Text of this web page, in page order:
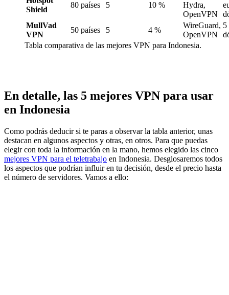
Shield
80 países 5 10 %
Hydra,
OpenVPN
MullVad
VPN
50 países 5 4 %
WireGuard,
OpenVPN
5
Tabla comparativa de las mejores VPN para Indonesia.
En detalle, las 5 mejores VPN para usar
en Indonesia
Como podrás deducir si te paras a observar la tabla anterior, unas
destacan en algunos aspectos y otras, en otros. Para que puedas
elegir con toda la información en la mano, hemos elegido las cinco
mejores VPN para el teletrabajo en Indonesia. Desglosaremos todos
los aspectos que podrían influir en tu decisión, desde el precio hasta
el número de servidores. Vamos a ello: